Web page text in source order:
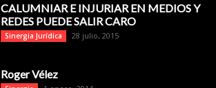
CALUMNIAR E INJURIAR EN MEDIOS Y
REDES PUEDE SALIR CARO
Sinergia Jurídica 28 julio, 2015
Roger Vélez